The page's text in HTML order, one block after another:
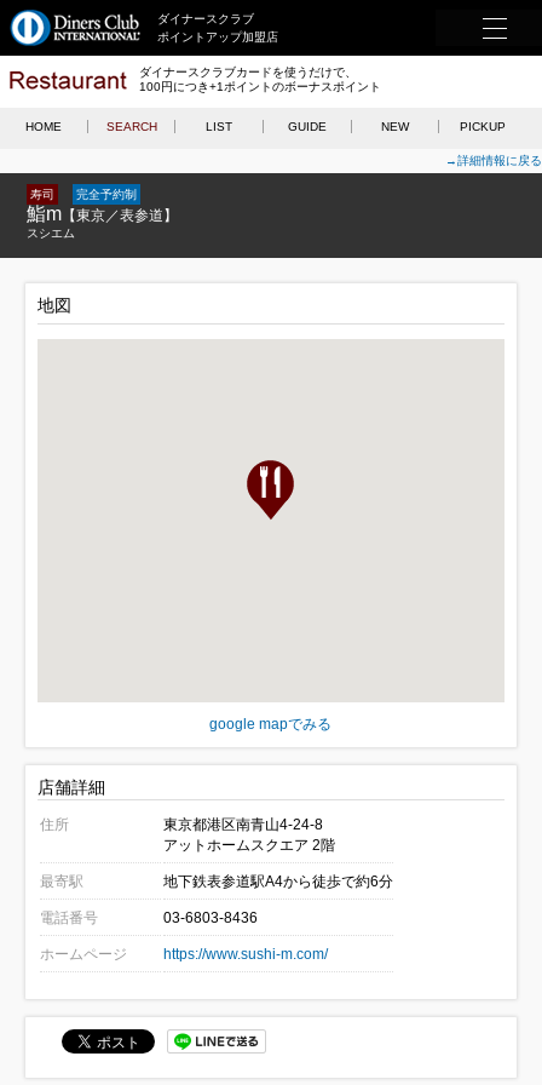
ダイナースクラブ
ポイントアップ加盟店
ダイナースクラブカードを使うだけで、
100円につき+1ポイントのボーナスポイント
HOME SEARCH LIST GUIDE NEW PICKUP
→詳細情報に戻る
寿司 完全予約制
鮨m 【東京／表参道】
スシエム
地図
google mapでみる
店舗詳細
住所
東京都港区南青山4-24-8
アットホームスクエア 2階
最寄駅 地下鉄表参道駅A4から徒歩で約6分
電話番号 03-6803-8436
ホームページ https://www.sushi-m.com/